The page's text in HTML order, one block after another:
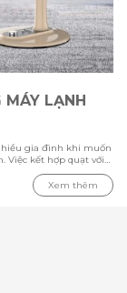
MÁY LẠNH
gia đình khi muốn
Việc kết hợp quạt với
cần sử dụng đúng
Hawonkoo tìm hiểu
hợp cho phòng máy
Xem thêm